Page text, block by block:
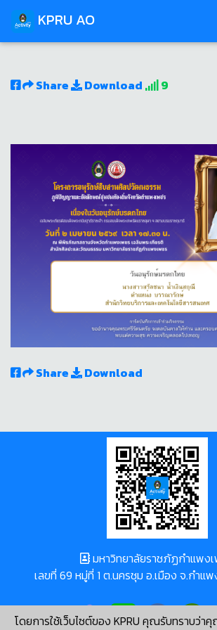
KPRU AO
Share Download
9
Share
Download
โดยการใช้เว็บไซต์ของ KPRU คุณรับทราบว่า
มหาวิทยาลัยราชภัฏกำแพง
เลขที่ 69 หมู่ที่ 1 ต.นครชุม อ.เมือง จ.กำแ